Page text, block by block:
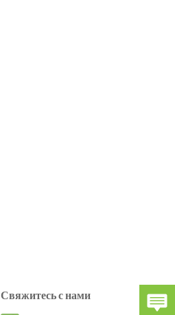
Свяжитесь с нами